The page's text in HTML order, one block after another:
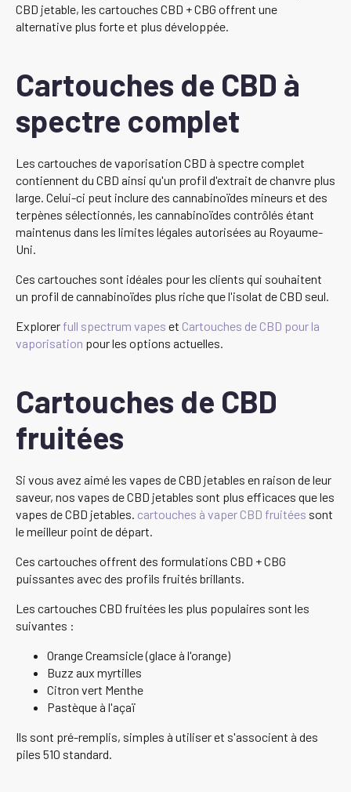
CBD jetable, les cartouches CBD + CBG offrent une
alternative plus forte et plus développée.
Cartouches de CBD à
spectre complet
Les cartouches de vaporisation CBD à spectre complet
contiennent du CBD ainsi qu'un profil d'extrait de chanvre plus
large. Celui-ci peut inclure des cannabinoïdes mineurs et des
terpènes sélectionnés, les cannabinoïdes contrôlés étant
maintenus dans les limites légales autorisées au Royaume-
Uni.
Ces cartouches sont idéales pour les clients qui souhaitent
un profil de cannabinoïdes plus riche que l'isolat de CBD seul.
Explorer full spectrum vapes et Cartouches de CBD pour la
vaporisation pour les options actuelles.
Cartouches de CBD
fruitées
Si vous avez aimé les vapes de CBD jetables en raison de leur
saveur, nos vapes de CBD jetables sont plus efficaces que les
vapes de CBD jetables. cartouches à vaper CBD fruitées sont
le meilleur point de départ.
Ces cartouches offrent des formulations CBD + CBG
puissantes avec des profils fruités brillants.
Les cartouches CBD fruitées les plus populaires sont les
suivantes :
Orange Creamsicle (glace à l'orange)
Buzz aux myrtilles
Citron vert Menthe
Pastèque à l'açaï
Ils sont pré-remplis, simples à utiliser et s'associent à des
piles 510 standard.